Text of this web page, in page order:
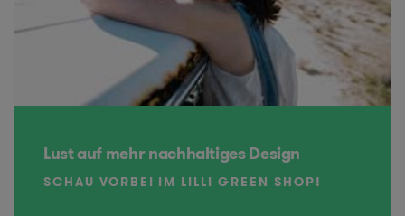
Lust auf mehr nachhaltiges Design
SCHAU VORBEI IM LILLI GREEN SHOP!